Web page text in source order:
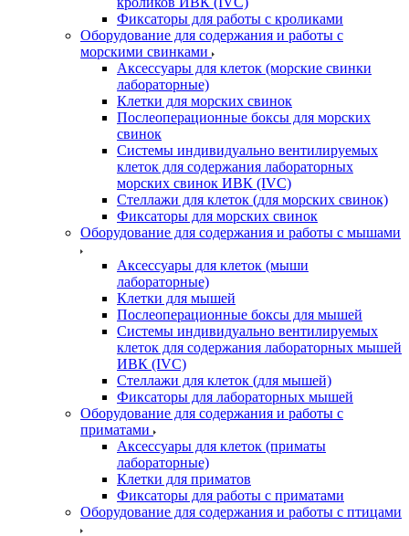
Фиксаторы для работы с кроликами
Оборудование для содержания и работы с
морскими свинками
Аксессуары для клеток (морские свинки
лабораторные)
Клетки для морских свинок
Послеоперационные боксы для морских
свинок
Системы индивидуально вентилируемых
клеток для содержания лабораторных
морских свинок ИВК (IVC)
Стеллажи для клеток (для морских свинок)
Фиксаторы для морских свинок
Оборудование для содержания и работы с мышами
Аксессуары для клеток (мыши
лабораторные)
Клетки для мышей
Послеоперационные боксы для мышей
Системы индивидуально вентилируемых
клеток для содержания лабораторных мышей
ИВК (IVC)
Стеллажи для клеток (для мышей)
Фиксаторы для лабораторных мышей
Оборудование для содержания и работы с
приматами
Аксессуары для клеток (приматы
лабораторные)
Клетки для приматов
Фиксаторы для работы с приматами
Оборудование для содержания и работы с птицами